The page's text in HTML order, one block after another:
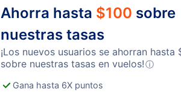
Ahorra hasta $100 sobre
nuestras tasas
¡Los nuevos usuarios se ahorran hasta
sobre nuestras tasas en vuelos!ⓘ
Gana hasta 6X puntos